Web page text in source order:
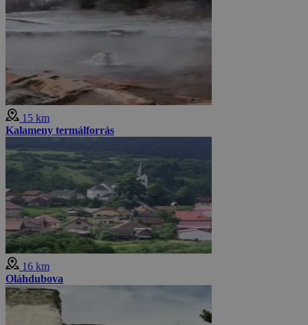
15 km
Kalameny termálforrás
16 km
Oláhdubova